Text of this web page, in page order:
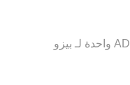
وفي الأيام السبعة الماضية، فإن سعر الصرف لعملة ‏Cardano ‏زيادة بمقدار ‏‏‎18.00‎%‎‏. وعلى مدار 24 ساعة، اختلف هذا السعر بمقدار ‏‎6.00‎%‎‏، وكان أعلى سعر صرف لعملة ADA واحدة لـ بيزو